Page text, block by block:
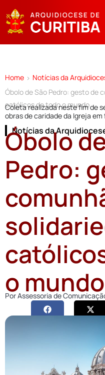
Home > Notícias da
Óbolo de São Pedro: gesto de
católicos de todo o mundo
Coleta realizada neste fim de
obras de caridade da Igreja em
Notícias da
Óbolo
Pedro:
o mundo
PorAssessoria de